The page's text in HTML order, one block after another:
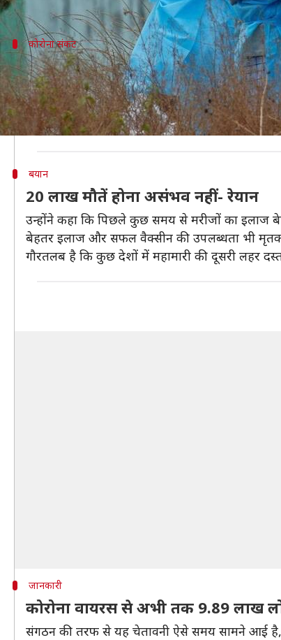
कोरोना संकट
लोगों और देशों को साथ मिलकर करना
शुक्रवार को मीडिया से बात करते हुए संगठन के
सकता है।"
उन्होंने आगे कहा कि अभी तक लगभग 10 लाख लोगों
बयान
20 लाख मौतें होना असंभव नहीं- रेयान
उन्होंने कहा कि पिछले कुछ समय से मरीजों का इलाज
बेहतर इलाज और सफल वैक्सीन की उपलब्धता भी
गौरतलब है कि कुछ देशों में महामारी की दूसरी लहर
जानकारी
कोरोना वायरस से अभी तक 9.89 लाख
संगठन की तरफ से यह चेतावनी ऐसे समय सामने आई